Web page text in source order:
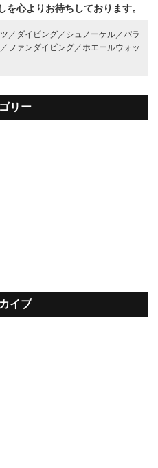
を心よりお待ちしております。
／ ダイビング／ シュノーケル／パラ
ファンダイビング／ホエールウォッ
リー
イブ